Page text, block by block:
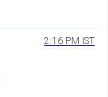
2:16 PM IST